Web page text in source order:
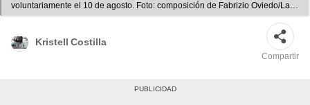
voluntariamente el 10 de agosto. Foto: composición de Fabrizio Oviedo/La
República/Poder Judicial
Kristell Costilla
Compartir